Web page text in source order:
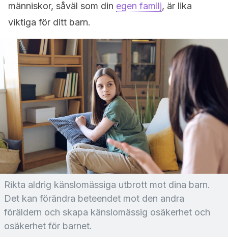
människor, såväl som din egen familj, är lika
viktiga för ditt barn.
Rikta aldrig känslomässiga utbrott mot dina barn.
Det kan förändra beteendet mot den andra
föräldern och skapa känslomässig osäkerhet och
osäkerhet för barnet.